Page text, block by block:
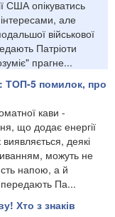
США опікуватись
але
військової
Патріоти
прагне...
ТОП-5 помилок, про
кави -
що додає енергії
деякі
можуть не
напою, а й
Па...
Хто з знаків